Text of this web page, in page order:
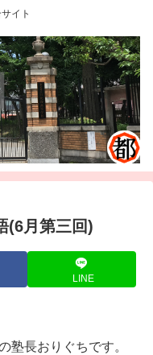
イト
(6月第三回)
LINE
塾長おりぐちです。